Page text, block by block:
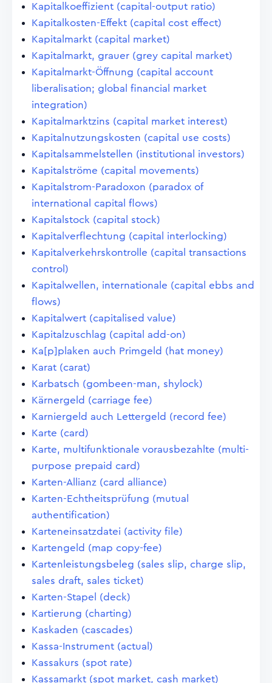
Kapitalkoeffizient (capital-output ratio)
Kapitalkosten-Effekt (capital cost effect)
Kapitalmarkt (capital market)
Kapitalmarkt, grauer (grey capital market)
Kapitalmarkt-Öffnung (capital account
liberalisation; global financial market
integration)
Kapitalmarktzins (capital market interest)
Kapitalnutzungskosten (capital use costs)
Kapitalsammelstellen (institutional investors)
Kapitalströme (capital movements)
Kapitalstrom-Paradoxon (paradox of
international capital flows)
Kapitalstock (capital stock)
Kapitalverflechtung (capital interlocking)
Kapitalverkehrskontrolle (capital transactions
control)
Kapitalwellen, internationale (capital ebbs and
flows)
Kapitalwert (capitalised value)
Kapitalzuschlag (capital add-on)
Ka[p]plaken auch Primgeld (hat money)
Karat (carat)
Karbatsch (gombeen-man, shylock)
Kärnergeld (carriage fee)
Karniergeld auch Lettergeld (record fee)
Karte (card)
Karte, multifunktionale vorausbezahlte (multi-
purpose prepaid card)
Karten-Allianz (card alliance)
Karten-Echtheitsprüfung (mutual
authentification)
Karteneinsatzdatei (activity file)
Kartengeld (map copy-fee)
Kartenleistungsbeleg (sales slip, charge slip,
sales draft, sales ticket)
Karten-Stapel (deck)
Kartierung (charting)
Kaskaden (cascades)
Kassa-Instrument (actual)
Kassakurs (spot rate)
Kassamarkt (spot market, cash market)